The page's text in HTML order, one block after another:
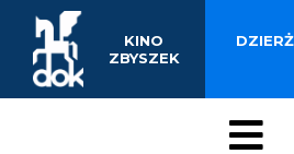
Przejdź
treściZAPOWIEDZI
KONTAKT
KINO
ZBYSZEK